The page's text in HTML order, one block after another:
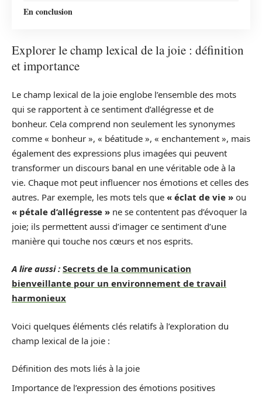
En conclusion
Explorer le champ lexical de la joie : définition
et importance
Le champ lexical de la joie englobe l’ensemble des mots
qui se rapportent à ce sentiment d’allégresse et de
bonheur. Cela comprend non seulement les synonymes
comme « bonheur », « béatitude », « enchantement », mais
également des expressions plus imagées qui peuvent
transformer un discours banal en une véritable ode à la
vie. Chaque mot peut influencer nos émotions et celles des
autres. Par exemple, les mots tels que « éclat de vie » ou
« pétale d’allégresse » ne se contentent pas d’évoquer la
joie; ils permettent aussi d’imager ce sentiment d’une
manière qui touche nos cœurs et nos esprits.
A lire aussi : Secrets de la communication
bienveillante pour un environnement de travail
harmonieux
Voici quelques éléments clés relatifs à l’exploration du
champ lexical de la joie :
Définition des mots liés à la joie
Importance de l’expression des émotions positives